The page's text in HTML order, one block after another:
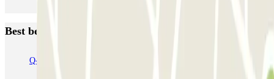
Best beoordeelde parkeergarages in Amsterdam
Q-Park Nieuwendijk